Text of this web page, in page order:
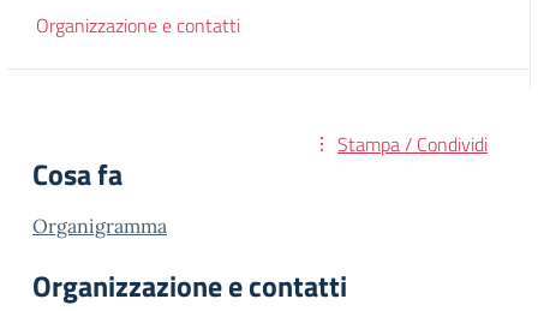
Organizzazione e contatti
Stampa / Condividi
Cosa fa
Organigramma
Organizzazione e contatti